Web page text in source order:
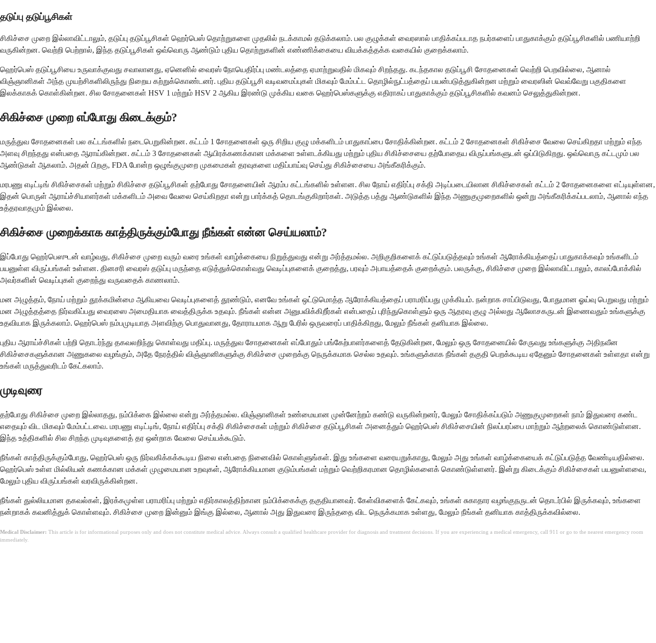
தடுப்பு தடுப்பூசிகள்
சிகிச்சை முறை இல்லாவிட்டாலும், தடுப்பு தடுப்பூசிகள் ஹெர்பெஸ் தொற்றுகளை முதலில் நடக்காமல் தடுக்கலாம். பல குழுக்கள் வைரஸால் பாதிக்கப்படாத நபர்களைப் பாதுகாக்கும் தடுப்பூசிகளில் பணியாற்றி
வருகின்றன. வெற்றி பெற்றால், இந்த தடுப்பூசிகள் ஒவ்வொரு ஆண்டும் புதிய தொற்றுகளின் எண்ணிக்கையை வியக்கத்தக்க வகையில் குறைக்கலாம்.
ஹெர்பெஸ் தடுப்பூசியை உருவாக்குவது சவாலானது, ஏனெனில் வைரஸ் நோயெதிர்ப்பு மண்டலத்தை ஏமாற்றுவதில் மிகவும் சிறந்தது. கடந்தகால தடுப்பூசி சோதனைகள் வெற்றி பெறவில்லை, ஆனால்
விஞ்ஞானிகள் அந்த முயற்சிகளிலிருந்து நிறைய கற்றுக்கொண்டனர். புதிய தடுப்பூசி வடிவமைப்புகள் மிகவும் மேம்பட்ட தொழில்நுட்பத்தைப் பயன்படுத்துகின்றன மற்றும் வைரஸின் வெவ்வேறு பகுதிகளை
இலக்காகக் கொள்கின்றன. சில சோதனைகள் HSV 1 மற்றும் HSV 2 ஆகிய இரண்டு முக்கிய வகை ஹெர்பெஸ்களுக்கு எதிராகப் பாதுகாக்கும் தடுப்பூசிகளில் கவனம் செலுத்துகின்றன.
சிகிச்சை முறை எப்போது கிடைக்கும்?
மருத்துவ சோதனைகள் பல கட்டங்களில் நடைபெறுகின்றன. கட்டம் 1 சோதனைகள் ஒரு சிறிய குழு மக்களிடம் பாதுகாப்பை சோதிக்கின்றன. கட்டம் 2 சோதனைகள் சிகிச்சை வேலை செய்கிறதா மற்றும் எந்த
அளவு சிறந்தது என்பதை ஆராய்கின்றன. கட்டம் 3 சோதனைகள் ஆயிரக்கணக்கான மக்களை உள்ளடக்கியது மற்றும் புதிய சிகிச்சையை தற்போதைய விருப்பங்களுடன் ஒப்பிடுகிறது. ஒவ்வொரு கட்டமும் பல
ஆண்டுகள் ஆகலாம். அதன் பிறகு, FDA போன்ற ஒழுங்குமுறை முகமைகள் தரவுகளை மதிப்பாய்வு செய்து சிகிச்சையை அங்கீகரிக்கும்.
மரபணு எடிட்டிங் சிகிச்சைகள் மற்றும் சிகிச்சை தடுப்பூசிகள் தற்போது சோதனையின் ஆரம்ப கட்டங்களில் உள்ளன. சில நோய் எதிர்ப்பு சக்தி அடிப்படையிலான சிகிச்சைகள் கட்டம் 2 சோதனைகளை எட்டியுள்ளன,
இதன் பொருள் ஆராய்ச்சியாளர்கள் மக்களிடம் அவை வேலை செய்கிறதா என்று பார்க்கத் தொடங்குகிறார்கள். அடுத்த பத்து ஆண்டுகளில் இந்த அணுகுமுறைகளில் ஒன்று அங்கீகரிக்கப்படலாம், ஆனால் எந்த
உத்தரவாதமும் இல்லை.
சிகிச்சை முறைக்காக காத்திருக்கும்போது நீங்கள் என்ன செய்யலாம்?
இப்போது ஹெர்பெஸுடன் வாழ்வது, சிகிச்சை முறை வரும் வரை உங்கள் வாழ்க்கையை நிறுத்துவது என்று அர்த்தமல்ல. அறிகுறிகளைக் கட்டுப்படுத்தவும் உங்கள் ஆரோக்கியத்தைப் பாதுகாக்கவும் உங்களிடம்
பயனுள்ள விருப்பங்கள் உள்ளன. தினசரி வைரஸ் தடுப்பு மருந்தை எடுத்துக்கொள்வது வெடிப்புகளைக் குறைத்து, பரவும் அபாயத்தைக் குறைக்கும். பலருக்கு, சிகிச்சை முறை இல்லாவிட்டாலும், காலப்போக்கில்
அவர்களின் வெடிப்புகள் குறைந்து வருவதைக் காணலாம்.
மன அழுத்தம், நோய் மற்றும் தூக்கமின்மை ஆகியவை வெடிப்புகளைத் தூண்டும், எனவே உங்கள் ஒட்டுமொத்த ஆரோக்கியத்தைப் பராமரிப்பது முக்கியம். நன்றாக சாப்பிடுவது, போதுமான ஓய்வு பெறுவது மற்றும்
மன அழுத்தத்தை நிர்வகிப்பது வைரஸை அமைதியாக வைத்திருக்க உதவும். நீங்கள் என்ன அனுபவிக்கிறீர்கள் என்பதைப் புரிந்துகொள்ளும் ஒரு ஆதரவு குழு அல்லது ஆலோசகருடன் இணைவதும் உங்களுக்கு
உதவியாக இருக்கலாம். ஹெர்பெஸ் நம்பமுடியாத அளவிற்கு பொதுவானது, தோராயமாக ஆறு பேரில் ஒருவரைப் பாதிக்கிறது, மேலும் நீங்கள் தனியாக இல்லை.
புதிய ஆராய்ச்சிகள் பற்றி தொடர்ந்து தகவலறிந்து கொள்வது மதிப்பு. மருத்துவ சோதனைகள் எப்போதும் பங்கேற்பாளர்களைத் தேடுகின்றன, மேலும் ஒரு சோதனையில் சேருவது உங்களுக்கு அதிநவீன
சிகிச்சைகளுக்கான அணுகலை வழங்கும், அதே நேரத்தில் விஞ்ஞானிகளுக்கு சிகிச்சை முறைக்கு நெருக்கமாக செல்ல உதவும். உங்களுக்காக நீங்கள் தகுதி பெறக்கூடிய ஏதேனும் சோதனைகள் உள்ளதா என்று
உங்கள் மருத்துவரிடம் கேட்கலாம்.
முடிவுரை
தற்போது சிகிச்சை முறை இல்லாதது, நம்பிக்கை இல்லை என்று அர்த்தமல்ல. விஞ்ஞானிகள் உண்மையான முன்னேற்றம் கண்டு வருகின்றனர், மேலும் சோதிக்கப்படும் அணுகுமுறைகள் நாம் இதுவரை கண்ட
எதையும் விட மிகவும் மேம்பட்டவை. மரபணு எடிட்டிங், நோய் எதிர்ப்பு சக்தி சிகிச்சைகள் மற்றும் சிகிச்சை தடுப்பூசிகள் அனைத்தும் ஹெர்பெஸ் சிகிச்சையின் நிலப்பரப்பை மாற்றும் ஆற்றலைக் கொண்டுள்ளன.
இந்த உத்திகளில் சில சிறந்த முடிவுகளைத் தர ஒன்றாக வேலை செய்யக்கூடும்.
நீங்கள் காத்திருக்கும்போது, ​​ஹெர்பெஸ் ஒரு நிர்வகிக்கக்கூடிய நிலை என்பதை நினைவில் கொள்ளுங்கள். இது உங்களை வரையறுக்காது, மேலும் அது உங்கள் வாழ்க்கையைக் கட்டுப்படுத்த வேண்டியதில்லை.
ஹெர்பெஸ் உள்ள மில்லியன் கணக்கான மக்கள் முழுமையான உறவுகள், ஆரோக்கியமான குடும்பங்கள் மற்றும் வெற்றிகரமான தொழில்களைக் கொண்டுள்ளனர். இன்று கிடைக்கும் சிகிச்சைகள் பயனுள்ளவை,
மேலும் புதிய விருப்பங்கள் வரவிருக்கின்றன.
நீங்கள் துல்லியமான தகவல்கள், இரக்கமுள்ள பராமரிப்பு மற்றும் எதிர்காலத்திற்கான நம்பிக்கைக்கு தகுதியானவர். கேள்விகளைக் கேட்கவும், உங்கள் சுகாதார வழங்குநருடன் தொடர்பில் இருக்கவும், உங்களை
நன்றாகக் கவனித்துக் கொள்ளவும். சிகிச்சை முறை இன்னும் இங்கு இல்லை, ஆனால் அது இதுவரை இருந்ததை விட நெருக்கமாக உள்ளது, மேலும் நீங்கள் தனியாக காத்திருக்கவில்லை.
Medical Disclaimer: This article is for informational purposes only and does not constitute medical advice. Always consult a qualified healthcare provider for diagnosis and treatment decisions. If you are experiencing a medical emergency, call 911 or go to the nearest emergency room
immediately.